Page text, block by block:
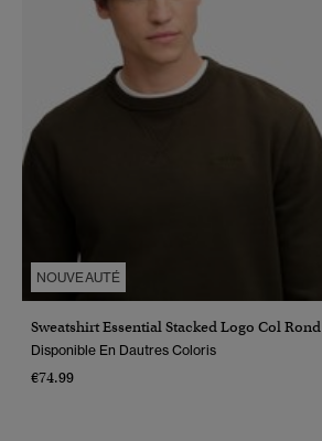
NOUVEAUTÉ
Sweatshirt Essential Stacked Logo Col Rond
Disponible En Dautres Coloris
€74.99